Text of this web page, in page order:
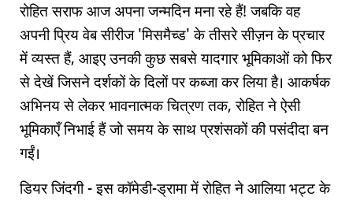
रोहित सराफ आज अपना जन्मदिन मना रहे हैं! जबकि वह
अपनी प्रिय वेब सीरीज 'मिसमैच्ड' के तीसरे सीज़न के प्रचार
में व्यस्त हैं, आइए उनकी कुछ सबसे यादगार भूमिकाओं को फिर
से देखें जिसने दर्शकों के दिलों पर कब्जा कर लिया है। आकर्षक
अभिनय से लेकर भावनात्मक चित्रण तक, रोहित ने ऐसी
भूमिकाएँ निभाई हैं जो समय के साथ प्रशंसकों की पसंदीदा बन
गईं।
डियर जिंदगी - इस कॉमेडी-ड्रामा में रोहित ने आलिया भट्ट के